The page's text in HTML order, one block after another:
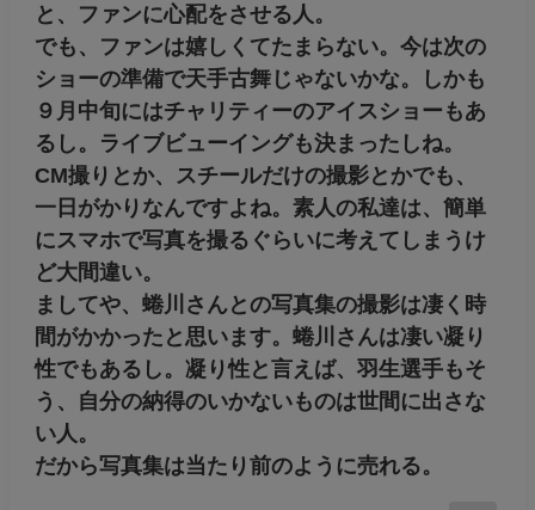
と、ファンに心配をさせる人。
でも、ファンは嬉しくてたまらない。今は次の
ショーの準備で天手古舞じゃないかな。しかも
９月中旬にはチャリティーのアイスショーもあ
るし。ライブビューイングも決まったしね。
CM撮りとか、スチールだけの撮影とかでも、
一日がかりなんですよね。素人の私達は、簡単
にスマホで写真を撮るぐらいに考えてしまうけ
ど大間違い。
ましてや、蜷川さんとの写真集の撮影は凄く時
間がかかったと思います。蜷川さんは凄い凝り
性でもあるし。凝り性と言えば、羽生選手もそ
う、自分の納得のいかないものは世間に出さな
い人。
だから写真集は当たり前のように売れる。